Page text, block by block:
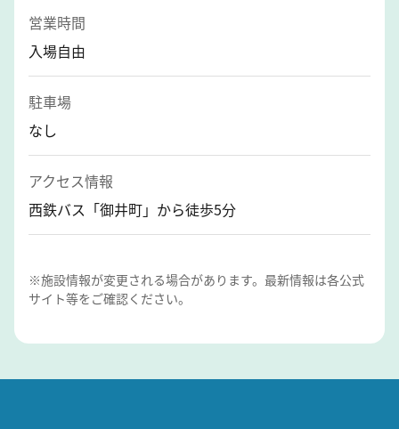
営業時間
入場自由
駐車場
なし
アクセス情報
西鉄バス「御井町」から徒歩5分
※施設情報が変更される場合があります。最新情報は各公式
サイト等をご確認ください。